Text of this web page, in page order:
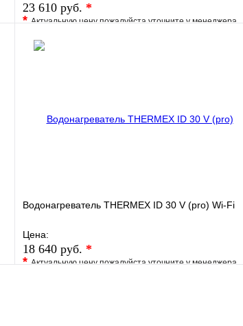
23 610 руб. *
*Актуальную цену пожалуйста уточните у менеджера
В избранное
Водонагреватель THERMEX ID 30 V (pro) Wi-Fi
Цена:
18 640 руб. *
*Актуальную цену пожалуйста уточните у менеджера